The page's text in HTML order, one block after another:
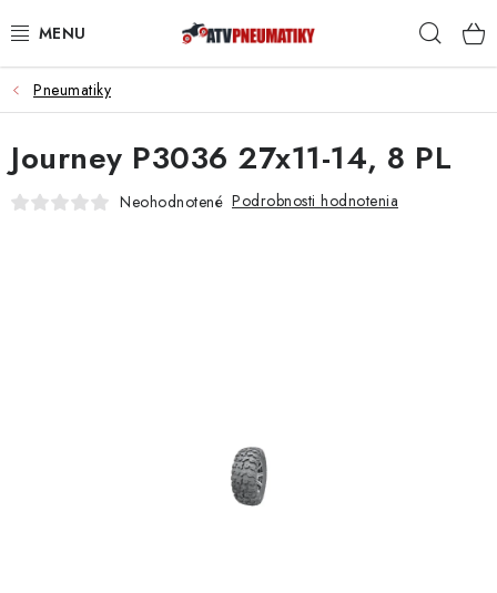
na
PNEUMATIKY
DISKY
ROZŠIROVACIE PODLOŽKY
Pneumatiky
Journey P3036 27x11-14, 8 PL
Neohodnotené Podrobnosti hodnotenia